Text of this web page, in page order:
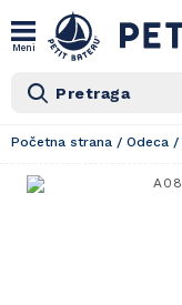
Meni
Pretraga
Početna strana / Odeca /